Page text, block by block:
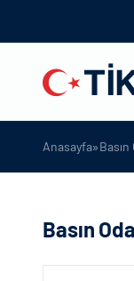
Anasayfa»Basın
Basın